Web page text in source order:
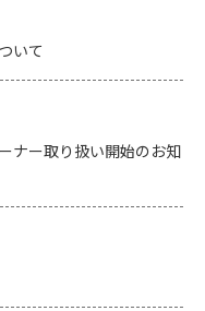
いて
ナー取り扱い開始のお知